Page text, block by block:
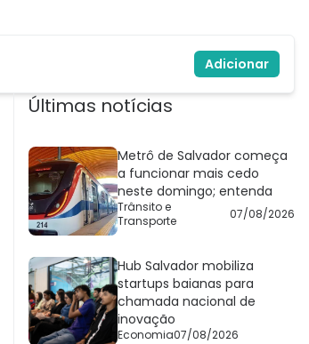
Adicionar
Últimas notícias
Metrô de Salvador começa
a funcionar mais cedo
neste domingo; entenda
Trânsito e
Transporte
07/08/2026
Hub Salvador mobiliza
startups baianas para
chamada nacional de
inovação
Economia07/08/2026